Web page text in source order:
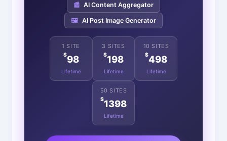
📰 AI Content Aggregator
🖼️ AI Post Image Generator
1 SITE
$98
Lifetime
3 SITES
$198
Lifetime
10 SITES
$498
Lifetime
50 SITES
$1398
Lifetime